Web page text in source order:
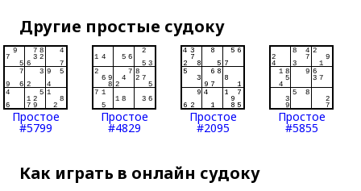
Другие простые судоку
Простое
#5799
Простое
#4829
Простое
#2095
Простое
#5855
Как играть в онлайн судоку